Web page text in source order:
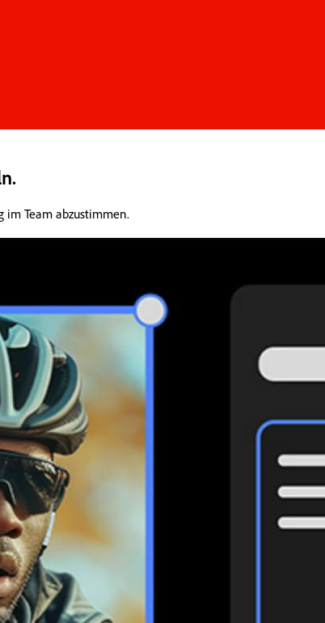
Team abzustimmen.